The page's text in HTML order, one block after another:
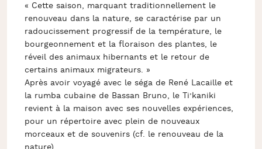
« Cette saison, marquant traditionnellement le
renouveau dans la nature, se caractérise par un
radoucissement progressif de la température, le
bourgeonnement et la floraison des plantes, le
réveil des animaux hibernants et le retour de
certains animaux migrateurs. »
Après avoir voyagé avec le séga de René Lacaille et
la rumba cubaine de Bassan Bruno, le Ti’kaniki
revient à la maison avec ses nouvelles expériences,
pour un répertoire avec plein de nouveaux
morceaux et de souvenirs (cf. le renouveau de la